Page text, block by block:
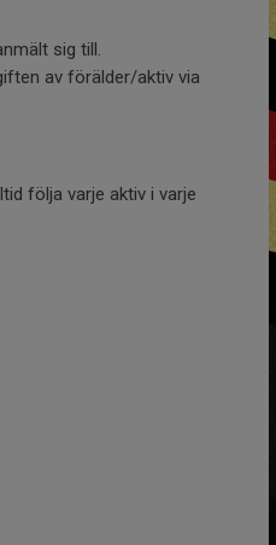
sig till.
av förälder/aktiv via
följa varje aktiv i varje